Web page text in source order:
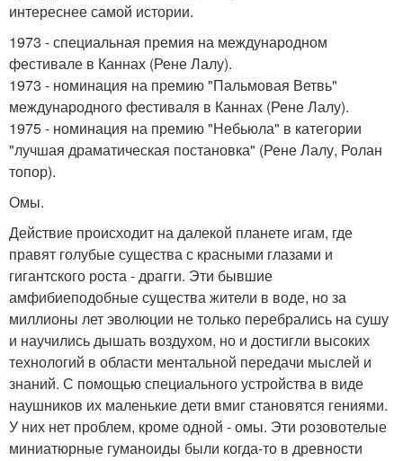
интереснее самой истории.
1973 - специальная премия на международном
фестивале в Каннах (Рене Лалу).
1973 - номинация на премию "Пальмовая Ветвь"
международного фестиваля в Каннах (Рене Лалу).
1975 - номинация на премию "Небьюла" в категории
"лучшая драматическая постановка" (Рене Лалу, Ролан
топор).
Омы.
Действие происходит на далекой планете игам, где
правят голубые существа с красными глазами и
гигантского роста - драгги. Эти бывшие
амфибиеподобные существа жители в воде, но за
миллионы лет эволюции не только перебрались на сушу
и научились дышать воздухом, но и достигли высоких
технологий в области ментальной передачи мыслей и
знаний. С помощью специального устройства в виде
наушников их маленькие дети вмиг становятся гениями.
У них нет проблем, кроме одной - омы. Эти розовотелые
миниатюрные гуманоиды были когда-то в древности